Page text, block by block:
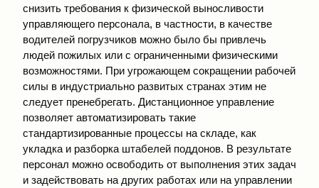
снизить требования к физической выносливости
управляющего персонала, в частности, в качестве
водителей погрузчиков можно было бы привлечь
людей пожилых или с ограниченными физическими
возможностями. При угрожающем сокращении рабочей
силы в индустриально развитых странах этим не
следует пренебрегать. Дистанционное управление
позволяет автоматизировать такие
стандартизированные процессы на складе, как
укладка и разборка штабелей поддонов. В результате
персонал можно освободить от выполнения этих задач
и задействовать на других работах или на управлении